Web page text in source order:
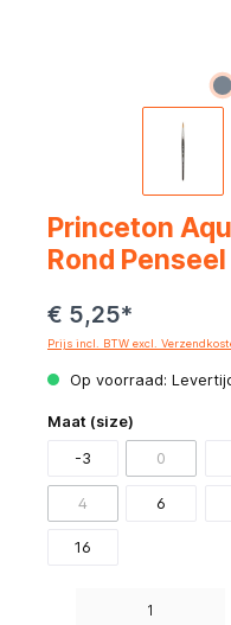
Princeton
Rond
€ 5,25*
Prijs incl. BTW excl.
Op voorraad:
Maat (size)
-3 0
4 6
16